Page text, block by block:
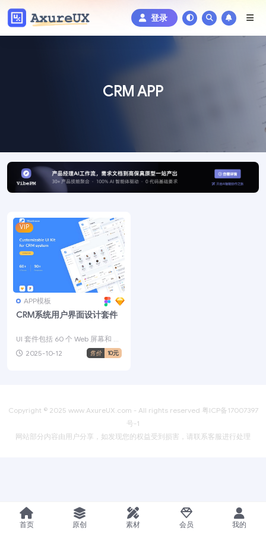
登录
CRM APP
VIP
APP模板
CRM系统用户界面设计套件
UI 套件包括 60 个 Web 屏幕和 9
0 多个组织良好的组件 — CRM ...
2025-10-12 售价 10元
Copyright © 2025 www.AxureUX.com - All rights reserved 粤ICP备17007397
号-1
网站部分内容由用户分享，如发现您的权益受到损害，请联系客服进行处理
首页 原创 素材 会员 我的